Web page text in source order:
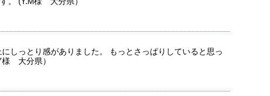
しっとり感がありました。 もっとさっぱりしていると思っ
様 大分県）